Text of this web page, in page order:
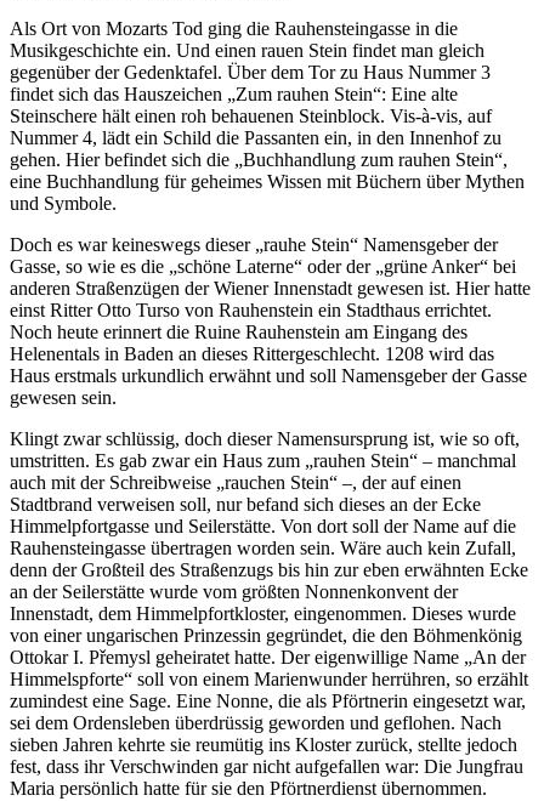
Als Ort von Mozarts Tod ging die Rauhensteingasse in die
Musikgeschichte ein. Und einen rauen Stein findet man gleich
gegenüber der Gedenktafel. Über dem Tor zu Haus Nummer 3
findet sich das Hauszeichen „Zum rauhen Stein“: Eine alte
Steinschere hält einen roh behauenen Steinblock. Vis-à-vis, auf
Nummer 4, lädt ein Schild die Passanten ein, in den Innenhof zu
gehen. Hier befindet sich die „Buchhandlung zum rauhen Stein“,
eine Buchhandlung für geheimes Wissen mit Büchern über Mythen
und Symbole.
Doch es war keineswegs dieser „rauhe Stein“ Namensgeber der
Gasse, so wie es die „schöne Laterne“ oder der „grüne Anker“ bei
anderen Straßenzügen der Wiener Innenstadt gewesen ist. Hier hatte
einst Ritter Otto Turso von Rauhenstein ein Stadthaus errichtet.
Noch heute erinnert die Ruine Rauhenstein am Eingang des
Helenentals in Baden an dieses Rittergeschlecht. 1208 wird das
Haus erstmals urkundlich erwähnt und soll Namensgeber der Gasse
gewesen sein.
Klingt zwar schlüssig, doch dieser Namensursprung ist, wie so oft,
umstritten. Es gab zwar ein Haus zum „rauhen Stein“ – manchmal
auch mit der Schreibweise „rauchen Stein“ –, der auf einen
Stadtbrand verweisen soll, nur befand sich dieses an der Ecke
Himmelpfortgasse und Seilerstätte. Von dort soll der Name auf die
Rauhensteingasse übertragen worden sein. Wäre auch kein Zufall,
denn der Großteil des Straßenzugs bis hin zur eben erwähnten Ecke
an der Seilerstätte wurde vom größten Nonnenkonvent der
Innenstadt, dem Himmelpfortkloster, eingenommen. Dieses wurde
von einer ungarischen Prinzessin gegründet, die den Böhmenkönig
Ottokar I. Přemysl geheiratet hatte. Der eigenwillige Name „An der
Himmelspforte“ soll von einem Marienwunder herrühren, so erzählt
zumindest eine Sage. Eine Nonne, die als Pförtnerin eingesetzt war,
sei dem Ordensleben überdrüssig geworden und geflohen. Nach
sieben Jahren kehrte sie reumütig ins Kloster zurück, stellte jedoch
fest, dass ihr Verschwinden gar nicht aufgefallen war: Die Jungfrau
Maria persönlich hatte für sie den Pförtnerdienst übernommen.